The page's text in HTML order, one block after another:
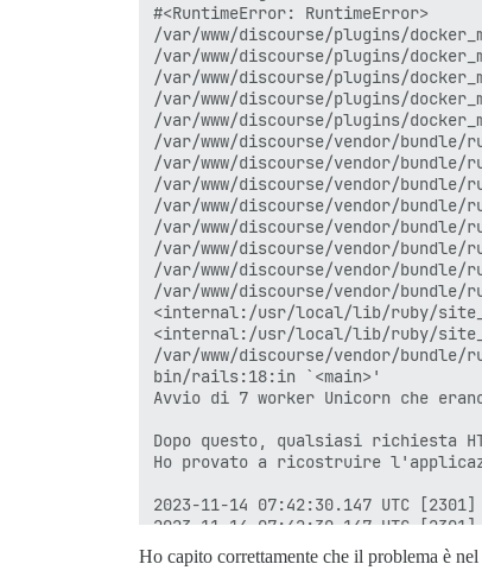
Ho capito correttamente che il problema è